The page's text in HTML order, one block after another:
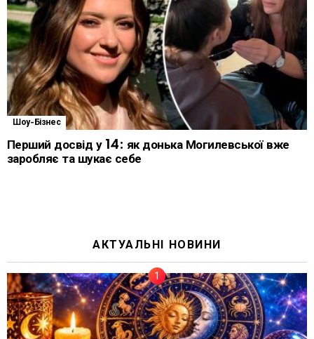
Шоу-Бізнес
Перший досвід у 14: як донька Могилевської вже
заробляє та шукає себе
АКТУАЛЬНІ НОВИНИ